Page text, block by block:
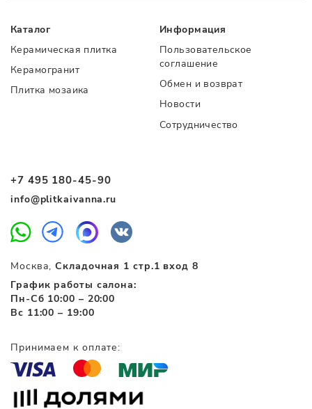
+7 495 180-45-90
info@plitkaivanna.ru
Москва,Складочная 1 стр.1 вход 8
График работы салона:
Пн-Сб 10:00 – 20:00
Вс 11:00 – 19:00
Каталог
Керамическая плитка
Керамогранит
Плитка мозаика
Информация
Пользовательское
соглашение
Обмен и возврат
Новости
Сотрудничество
Принимаем к оплате: